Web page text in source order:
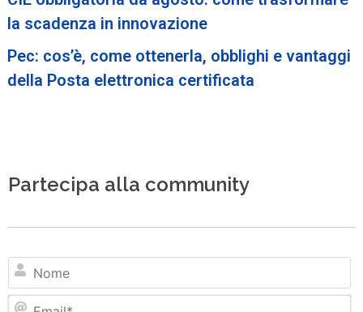
la scadenza in innovazione
Pec: cos’è, come ottenerla, obblighi e vantaggi
della Posta elettronica certificata
Partecipa alla community